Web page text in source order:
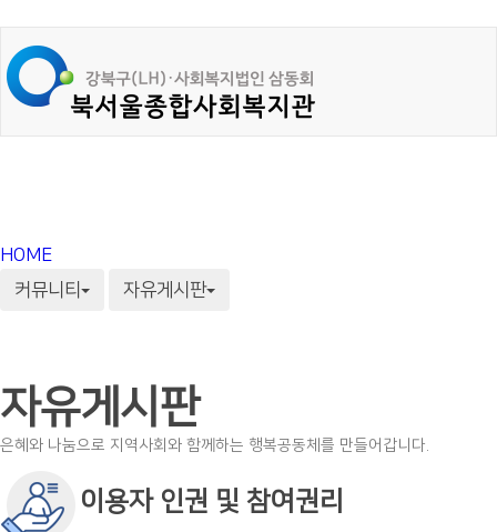
HOME
커뮤니티
자유게시판
자유게시판
은혜와 나눔으로 지역사회와 함께하는 행복공동체를 만들어갑니다.
이용자 인권 및 참여권리